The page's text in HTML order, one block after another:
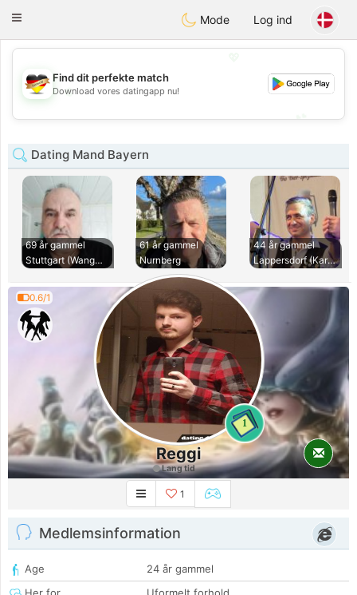
DeutschDating
Toggle
Mode Log ind
💖
💕
Find dit perfekte match
Download vores datingapp nu!
Dating Mand Bayern
69 år gammel
Stuttgart (Wangen)
61 år gammel
Nurnberg
44 år gammel
Lappersdorf (Karet
0.6/1
1
Reggi
Lang tid
1
Medlemsinformation
Age
24 år gammel